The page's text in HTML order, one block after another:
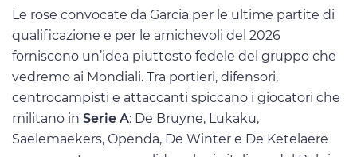
Le rose convocate da Garcia per le ultime partite di
qualificazione e per le amichevoli del 2026
forniscono un’idea piuttosto fedele del gruppo che
vedremo ai Mondiali. Tra portieri, difensori,
centrocampisti e attaccanti spiccano i giocatori che
militano in Serie A: De Bruyne, Lukaku,
Saelemaekers, Openda, De Winter e De Ketelaere